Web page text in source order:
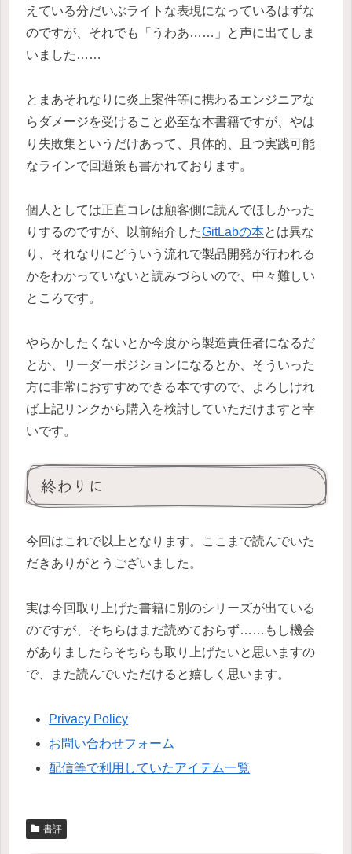
えている分だいぶライトな表現になっているはずな
のですが、それでも「うわあ……」と声に出てしま
いました……
とまあそれなりに炎上案件等に携わるエンジニアな
らダメージを受けること必至な本書籍ですが、やは
り失敗集というだけあって、具体的、且つ実践可能
なラインで回避策も書かれております。
個人としては正直コレは顧客側に読んでほしかった
りするのですが、以前紹介したGitLabの本とは異な
り、それなりにどういう流れで製品開発が行われる
かをわかっていないと読みづらいので、中々難しい
ところです。
やらかしたくないとか今度から製造責任者になるだ
とか、リーダーポジションになるとか、そういった
方に非常におすすめできる本ですので、よろしけれ
ば上記リンクから購入を検討していただけますと幸
いです。
終わりに
今回はこれで以上となります。ここまで読んでいた
だきありがとうございました。
実は今回取り上げた書籍に別のシリーズが出ている
のですが、そちらはまだ読めておらず……もし機会
がありましたらそちらも取り上げたいと思いますの
で、また読んでいただけると嬉しく思います。
Privacy Policy
お問い合わせフォーム
配信等で利用していたアイテム一覧
書評